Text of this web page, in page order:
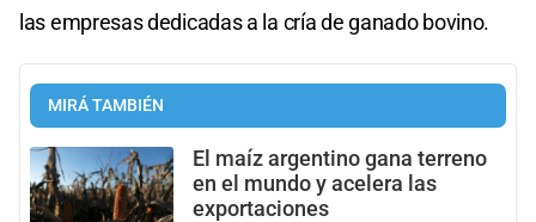
las empresas dedicadas a la cría de ganado bovino.
MIRÁ TAMBIÉN
El maíz argentino gana terreno
en el mundo y acelera las
exportaciones